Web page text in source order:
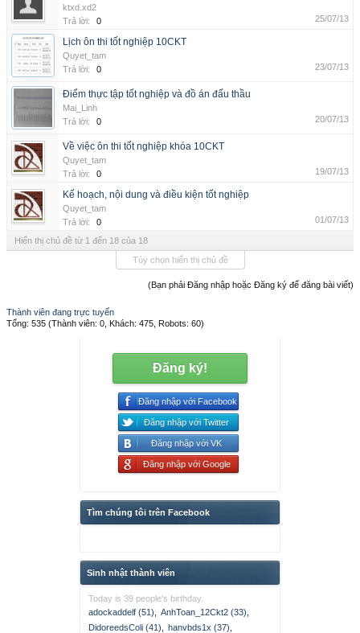
ktxd.xd2
Trả lời:
0 25/07/13
Lịch ôn thi tốt nghiệp 10CKT
Quyet_tam
Trả lời:
0 23/07/13
Điểm thực tập tốt nghiệp và đồ án đấu thầu
Mai_Linh
Trả lời:
0 20/07/13
Về việc ôn thi tốt nghiệp khóa 10CKT
Quyet_tam
Trả lời:
0 19/07/13
Kế hoạch, nội dung và điều kiện tốt nghiệp
Quyet_tam
Trả lời:
0 01/07/13
Hiển thị chủ đề từ 1 đến 18 của 18
Tùy chọn hiển thị chủ đề
(Bạn phải Đăng nhập hoặc Đăng ký để đăng bài viết)
Thành viên đang trực tuyến
Tổng: 535 (Thành viên: 0, Khách: 475, Robots: 60)
Đăng ký!
Đăng nhập với Facebook
Đăng nhập với Twitter
Đăng nhập với VK
Đăng nhập với Google
Tìm chúng tôi trên Facebook
Sinh nhật thành viên
Today is 39 people's birthday.
adockaddelf (51)
AnhToan_12Ckt2 (33)
DidoreedsColi (41)
hanvbds1x (37)